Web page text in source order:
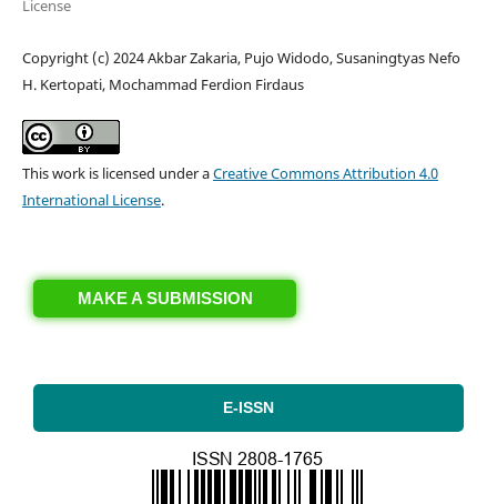
License
Copyright (c) 2024 Akbar Zakaria, Pujo Widodo, Susaningtyas Nefo
H. Kertopati, Mochammad Ferdion Firdaus
This work is licensed under aCreative Commons Attribution 4.0
International License.
MAKE A SUBMISSION
E-ISSN